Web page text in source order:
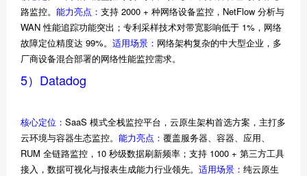
路监控。 能力亮点： 支持 2000 + 种网络设备监控，NetFlow 分析与
WAN 性能追踪功能突出；专利采样技术对带宽影响低于 1%，网络
故障定位精度达 99%。 适用场景： 网络架构复杂的中大型企业，多
厂商设备混合部署的网络性能监控需求。
5）Datadog
核心定位： SaaS 模式全栈监控平台，云原生架构首选方案，主打多
云环境与容器生态监控。 能力亮点： 覆盖服务器、容器、应用、
RUM 全链路监控，10 秒级数据刷新频率；支持 1000 + 第三方工具
接入，数据可视化与报表生成能力行业领先。 适用场景： 纯云原生